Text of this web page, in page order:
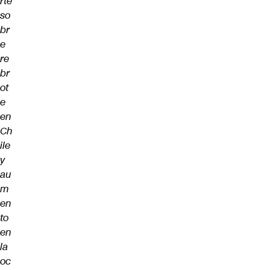
so
br
e
re
br
ot
e
en
Ch
ile
y
au
m
en
to
en
la
oc